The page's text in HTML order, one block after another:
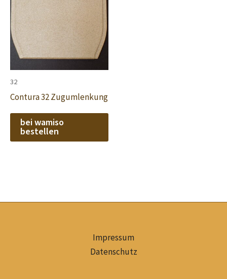
32
Contura 32 Zugumlenkung
bei wamiso
bestellen
Impressum
Datenschutz